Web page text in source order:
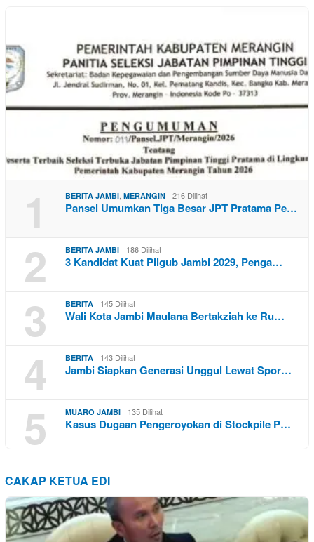
1 BERITA JAMBI, MERANGIN 216 Dilihat
Pansel Umumkan Tiga Besar JPT Pratama Pe…
2 BERITA JAMBI 186 Dilihat
3 Kandidat Kuat Pilgub Jambi 2029, Penga…
3 BERITA 145 Dilihat
Wali Kota Jambi Maulana Bertakziah ke Ru…
4 BERITA 143 Dilihat
Jambi Siapkan Generasi Unggul Lewat Spor…
5 MUARO JAMBI 135 Dilihat
Kasus Dugaan Pengeroyokan di Stockpile P…
CAKAP KETUA EDI